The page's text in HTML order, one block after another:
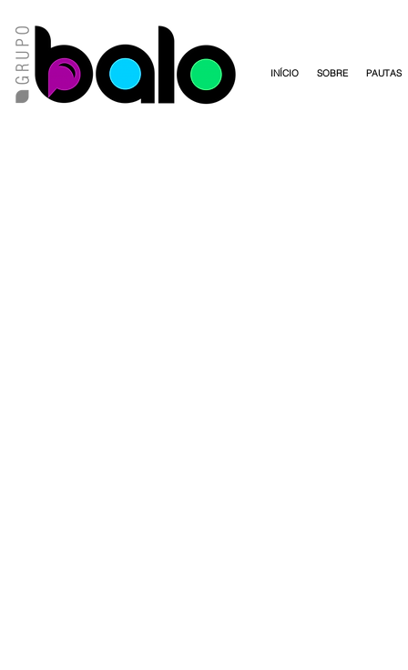
INÍCIO SOBRE PAUTAS